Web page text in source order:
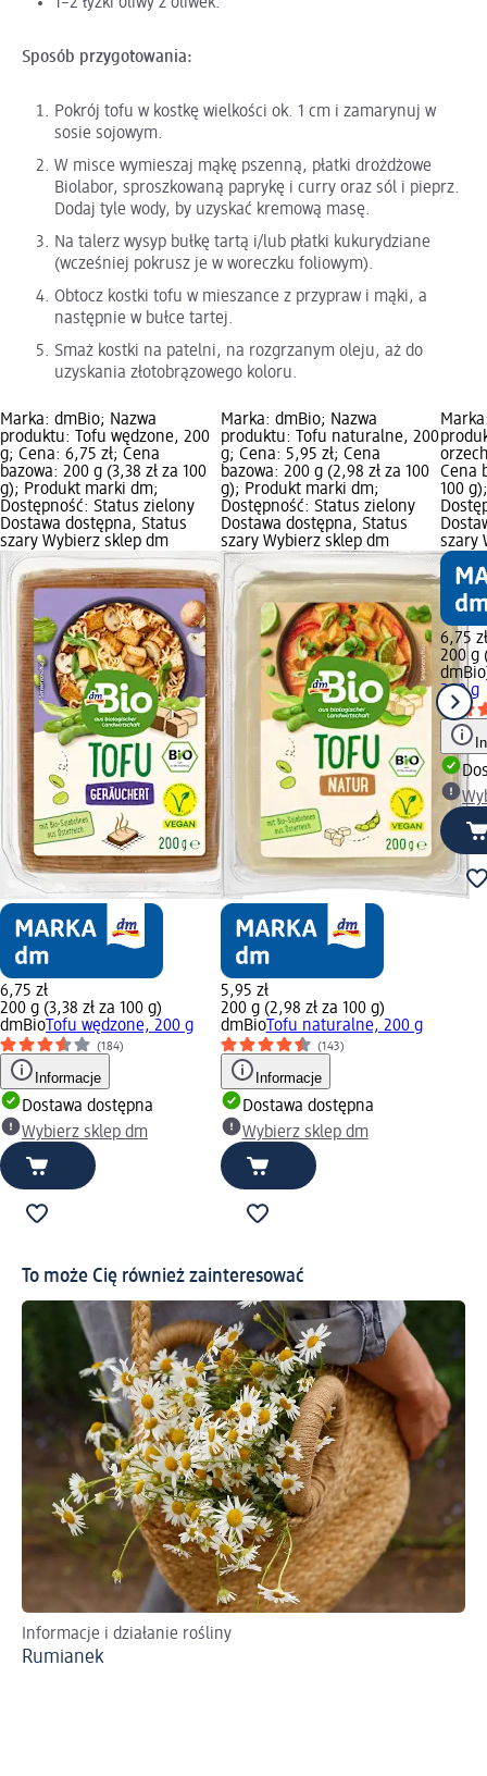
1–2 łyżki oliwy z oliwek.
Sposób przygotowania:
Pokrój tofu w kostkę wielkości ok. 1 cm i zamarynuj w
sosie sojowym.
W misce wymieszaj mąkę pszenną, płatki drożdżowe
Biolabor, sproszkowaną paprykę i curry oraz sól i pieprz.
Dodaj tyle wody, by uzyskać kremową masę.
Na talerz wysyp bułkę tartą i/lub płatki kukurydziane
(wcześniej pokrusz je w woreczku foliowym).
Obtocz kostki tofu w mieszance z przypraw i mąki, a
następnie w bułce tartej.
Smaż kostki na patelni, na rozgrzanym oleju, aż do
uzyskania złotobrązowego koloru.
Marka: dmBio; Nazwa
produktu: Tofu wędzone, 200
g; Cena: 6,75 zł; Cena
bazowa: 200 g (3,38 zł za 100
g); Produkt marki dm;
Dostępność: Status zielony
Dostawa dostępna, Status
szary Wybierz sklep dm
6,75 zł
200 g (3,38 zł za 100 g)
dmBioTofu wędzone, 200 g
(184)
Informacje
Dostawa dostępna
Wybierz sklep dm
Marka: dmBio; Nazwa
produktu: Tofu naturalne, 200
g; Cena: 5,95 zł; Cena
bazowa: 200 g (2,98 zł za 100
g); Produkt marki dm;
Dostępność: Status zielony
Dostawa dostępna, Status
szary Wybierz sklep dm
5,95 zł
200 g (2,98 zł za 100 g)
dmBioTofu naturalne, 200 g
(143)
Informacje
Dostawa dostępna
Wybierz sklep dm
Cena
100
szary
6,75
200 g
dmBio
200 g
To może Cię również zainteresować
Informacje i działanie rośliny
Rumianek